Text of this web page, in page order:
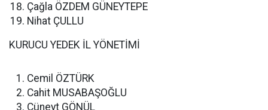
Çağla ÖZDEM GÜNEYTEPE
Nihat ÇULLU
KURUCU YEDEK İL YÖNETİMİ
Cemil ÖZTÜRK
Cahit MUSABAŞOĞLU
Cüneyt GÖNÜL